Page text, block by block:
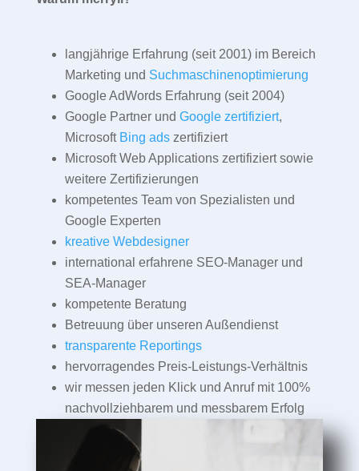
langjährige Erfahrung (seit 2001) im Bereich
Marketing und Suchmaschinenoptimierung
Google AdWords Erfahrung (seit 2004)
Google Partner und Google zertifiziert,
Microsoft Bing adszertifiziert
Microsoft Web Applications zertifiziert sowie
weitere Zertifizierungen
kompetentes Team von Spezialisten und
Google Experten
kreative Webdesigner
international erfahrene SEO-Manager und
SEA-Manager
kompetente Beratung
Betreuung über unseren Außendienst
transparente Reportings
hervorragendes Preis-Leistungs-Verhältnis
wir messen jeden Klick und Anruf mit 100%
nachvollziehbarem und messbarem Erfolg